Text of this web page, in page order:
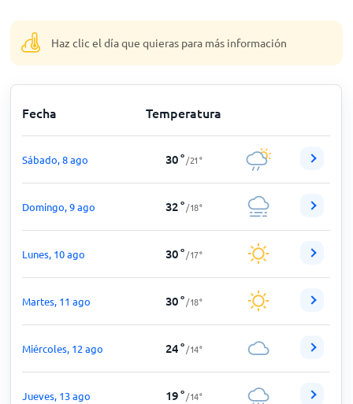
Haz clic el día que quieras para más información
Fecha Temperatura
Sábado, 8 ago 30° /21°
Domingo, 9 ago 32° /18°
Lunes, 10 ago 30° /17°
Martes, 11 ago 30° /18°
Miércoles, 12 ago 24° /14°
Jueves, 13 ago 19° /14°